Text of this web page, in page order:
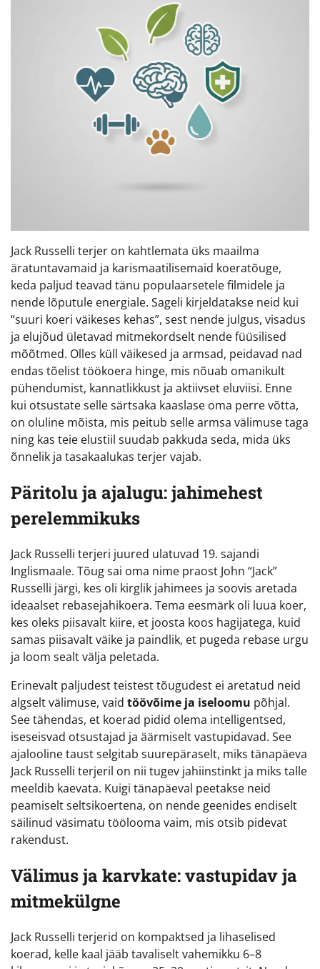
Jack Russelli terjer on kahtlemata üks maailma
äratuntavamaid ja karismaatilisemaid koeratõuge,
keda paljud teavad tänu populaarsetele filmidele ja
nende lõputule energiale. Sageli kirjeldatakse neid kui
“suuri koeri väikeses kehas”, sest nende julgus, visadus
ja elujõud ületavad mitmekordselt nende füüsilised
mõõtmed. Olles küll väikesed ja armsad, peidavad nad
endas tõelist töökoera hinge, mis nõuab omanikult
pühendumist, kannatlikkust ja aktiivset eluviisi. Enne
kui otsustate selle särtsaka kaaslase oma perre võtta,
on oluline mõista, mis peitub selle armsa välimuse taga
ning kas teie elustiil suudab pakkuda seda, mida üks
õnnelik ja tasakaalukas terjer vajab.
Päritolu ja ajalugu: jahimehest
perelemmikuks
Jack Russelli terjeri juured ulatuvad 19. sajandi
Inglismaale. Tõug sai oma nime praost John “Jack”
Russelli järgi, kes oli kirglik jahimees ja soovis aretada
ideaalset rebasejahikoera. Tema eesmärk oli luua koer,
kes oleks piisavalt kiire, et joosta koos hagijatega, kuid
samas piisavalt väike ja paindlik, et pugeda rebase urgu
ja loom sealt välja peletada.
Erinevalt paljudest teistest tõugudest ei aretatud neid
algselt välimuse, vaid töövõime ja iseloomu põhjal.
See tähendas, et koerad pidid olema intelligentsed,
iseseisvad otsustajad ja äärmiselt vastupidavad. See
ajalooline taust selgitab suurepäraselt, miks tänapäeva
Jack Russelli terjeril on nii tugev jahiinstinkt ja miks talle
meeldib kaevata. Kuigi tänapäeval peetakse neid
peamiselt seltsikoertena, on nende geenides endiselt
säilinud väsimatu töölooma vaim, mis otsib pidevat
rakendust.
Välimus ja karvkate: vastupidav ja
mitmekülgne
Jack Russelli terjerid on kompaktsed ja lihaselised
koerad, kelle kaal jääb tavaliselt vahemikku 6–8